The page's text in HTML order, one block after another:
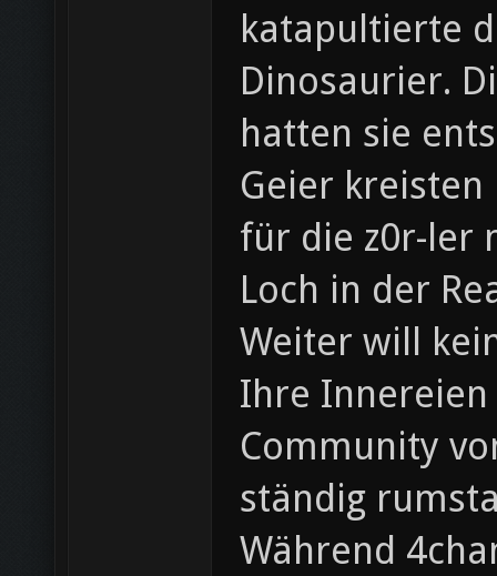
katapultierte
Dinosaurier.
hatten sie
Geier
für die z0r-ler
Loch in der
Weiter will
Ihre Innereien
Community
ständig
Während